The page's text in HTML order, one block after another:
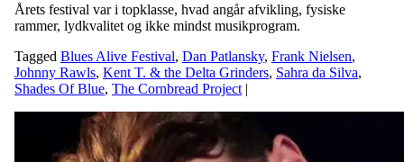
Årets festival var i topklasse, hvad angår afvikling, fysiske
rammer, lydkvalitet og ikke mindst musikprogram.
Tagged Blues Alive Festival, Dan Patlansky, Frank Nielsen,
Johnny Rawls, Kent T. & the Delta Grinders, Sahra da Silva,
Shades Of Blue, The Cornbread Project |